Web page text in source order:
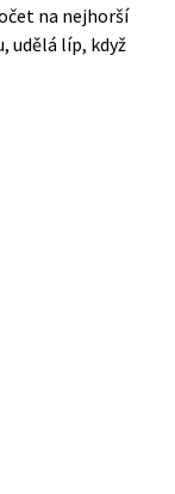
na nejhorší
udělá líp, když